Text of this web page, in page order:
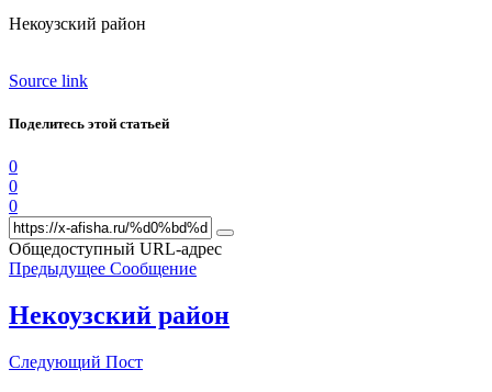
Некоузский район
Source link
Поделитесь этой статьей
0
0
0
Общедоступный URL-адрес
Предыдущее Сообщение
Некоузский район
Следующий Пост